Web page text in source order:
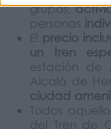
grupos,
personas
El precio
un tren
estación de
Alcalá de
ciudad
Todos
del Tren de